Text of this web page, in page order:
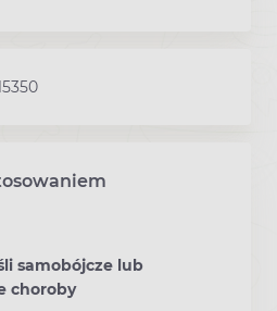
samobójcze lub
choroby